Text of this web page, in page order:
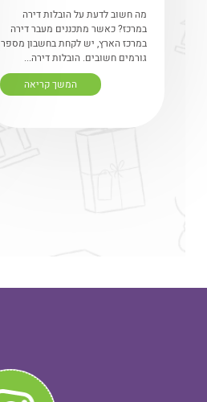
מה חשוב לדעת על הובלות דירה
במרכז? כאשר מתכננים מעבר דירה
במרכז הארץ, יש לקחת בחשבון מספר
גורמים חשובים. הובלות דירה...
המשך קריאה